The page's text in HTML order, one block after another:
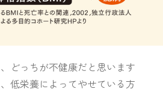
どっちが不健康だと思います
低栄養によってやせている方